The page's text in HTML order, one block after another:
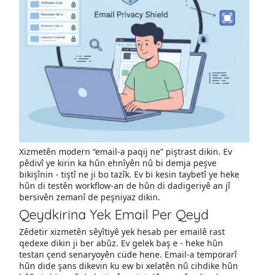
Xizmetên modern “email-a paqij ne” piştrast dikin. Ev
pêdivî ye kirin ka hûn ehnîyên nû bi demja peşve
bikişînin - tiştî ne ji bo tazîk. Ev bi kesin taybetî ye heke
hûn di testên workflow-an de hûn di dadigeriyê an jî
bersivên zemanî de peşniyaz dikin.
Qeydkirina Yek Email Per Qeyd
Zêdetir xizmetên sêyîtiyê yek hesab per emailê rast
qedexe dikin ji ber abûz. Ev gelek baş e - heke hûn
testan çend senaryoyên cüde hene. Email-a temporarî
hûn dide şans dikevin ku ew bi xelatên nû cihdike hûn